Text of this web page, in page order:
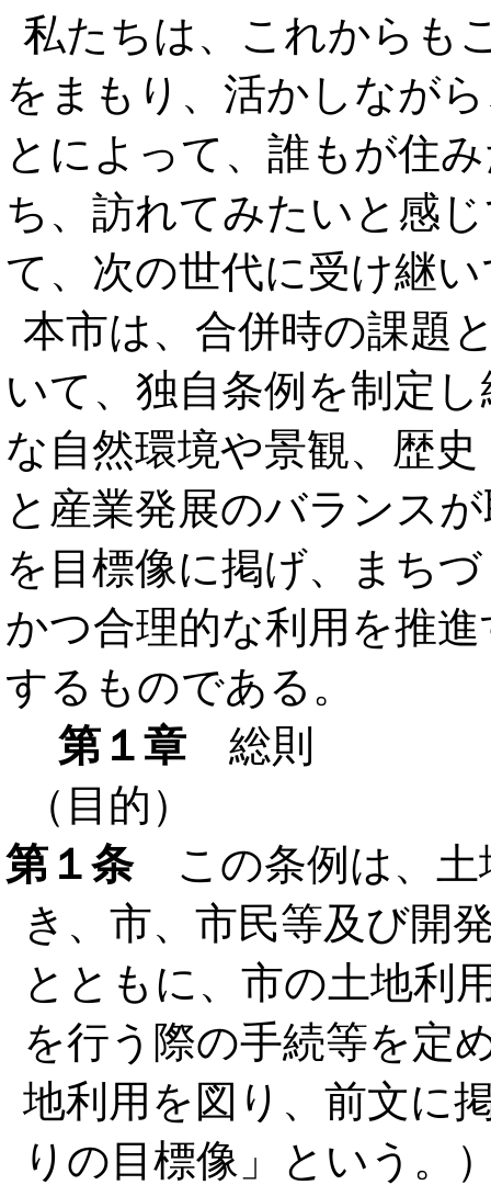
私たちは、これからも
をまもり、活かしなが
とによって、誰もが住
ち、訪れてみたいと感
て、次の世代に受け継
本市は、合併時の課題
いて、独自条例を制定
な自然環境や景観、歴
と産業発展のバランス
を目標像に掲げ、まち
かつ合理的な利用を推
するものである。
第１章 総則
（目的）
第１条この条例は、土
き、市、市民等及び開
とともに、市の土地利
を行う際の手続等を定
地利用を図り、前文に
りの目標像」という。